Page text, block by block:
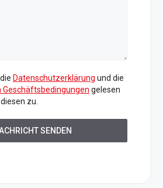
Datenschutzerklärung und die
Geschäftsbedingungen gelesen
zu.
SENDEN